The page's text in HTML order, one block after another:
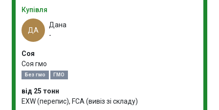
Купівля
ДА
Дана
-
Соя
Соя гмо
Без гмо ГМО
від 25 тонн
EXW (перепис), FCA (вивіз зі складу)